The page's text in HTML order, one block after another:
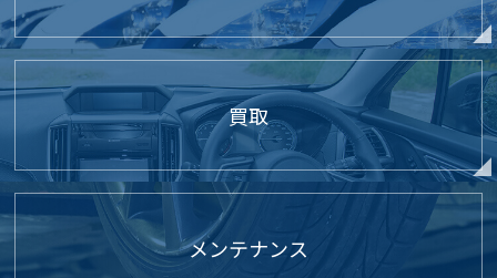
買取
メンテナンス